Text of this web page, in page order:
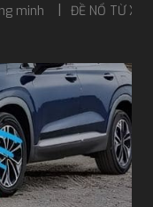
minh ĐỀ NỔ TỪ XA